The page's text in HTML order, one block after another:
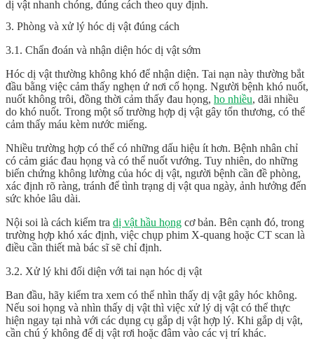
dị vật nhanh chóng, đúng cách theo quy định.
3. Phòng và xử lý hóc dị vật đúng cách
3.1. Chẩn đoán và nhận diện hóc dị vật sớm
Hóc dị vật thường không khó để nhận diện. Tai nạn này thường bắt
đầu bằng việc cảm thấy nghẹn ứ nơi cổ họng. Người bệnh khó nuốt,
nuốt không trôi, đồng thời cảm thấy đau họng, ho nhiều, dãi nhiều
do khó nuốt. Trong một số trường hợp dị vật gây tổn thương, có thể
cảm thấy máu kèm nước miếng.
Nhiều trường hợp có thể có những dấu hiệu ít hơn. Bệnh nhân chỉ
có cảm giác đau họng và có thể nuốt vướng. Tuy nhiên, do những
biến chứng không lường của hóc dị vật, người bệnh cần đề phòng,
xác định rõ ràng, tránh để tình trạng dị vật qua ngày, ảnh hưởng đến
sức khỏe lâu dài.
Nội soi là cách kiểm tra dị vật hầu họng cơ bản. Bên cạnh đó, trong
trường hợp khó xác định, việc chụp phim X-quang hoặc CT scan là
điều cần thiết mà bác sĩ sẽ chỉ định.
3.2. Xử lý khi đối diện với tai nạn hóc dị vật
Ban đầu, hãy kiểm tra xem có thể nhìn thấy dị vật gây hóc không.
Nếu soi họng và nhìn thấy dị vật thì việc xử lý dị vật có thể thực
hiện ngay tại nhà với các dụng cụ gắp dị vật hợp lý. Khi gắp dị vật,
cần chú ý không để dị vật rơi hoặc đâm vào các vị trí khác.